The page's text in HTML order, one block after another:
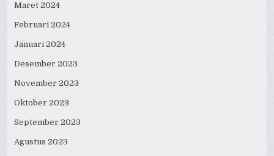
Maret 2024
Februari 2024
Januari 2024
Desember 2023
November 2023
Oktober 2023
September 2023
Agustus 2023